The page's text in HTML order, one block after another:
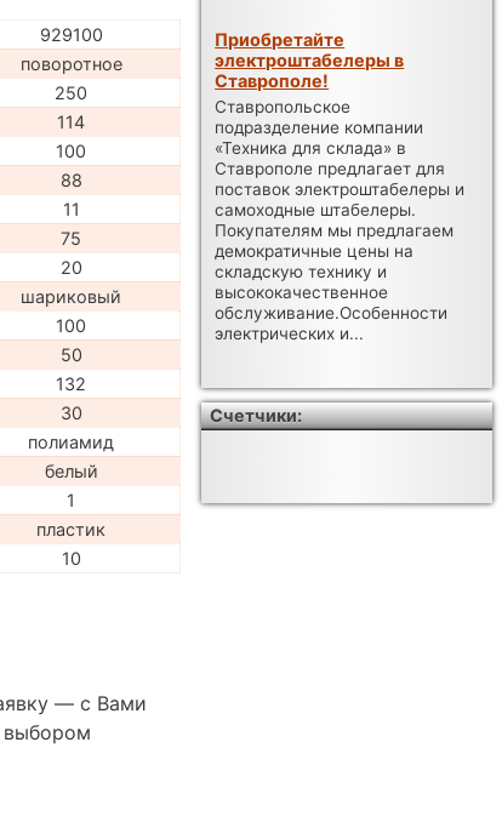
929100
поворотное
250
114
100
88
11
75
20
шариковый
100
50
132
30
полиамид
белый
1
пластик
10
— с Вами
Приобретайте
электроштабелеры в
Ставрополе!
Ставропольское
подразделение компании
«Техника для склада» в
Ставрополе предлагает для
поставок электроштабелеры и
самоходные штабелеры.
Покупателям мы предлагаем
демократичные цены на
складскую технику и
высококачественное
обслуживание.Особенности
электрических и...
Счетчики: